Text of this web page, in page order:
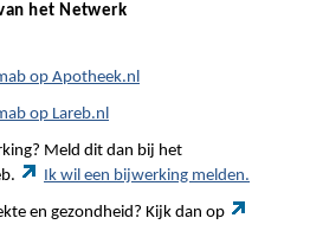
het Netwerk
op Apotheek.nl
op Lareb.nl
Meld dit dan bij het
Ik wil een bijwerking melden.
en gezondheid? Kijk dan op